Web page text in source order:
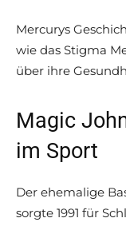
Mercurys
wie das Stigma
über ihre
Magic
im Sport
Der ehemalige
sorgte 1991 für